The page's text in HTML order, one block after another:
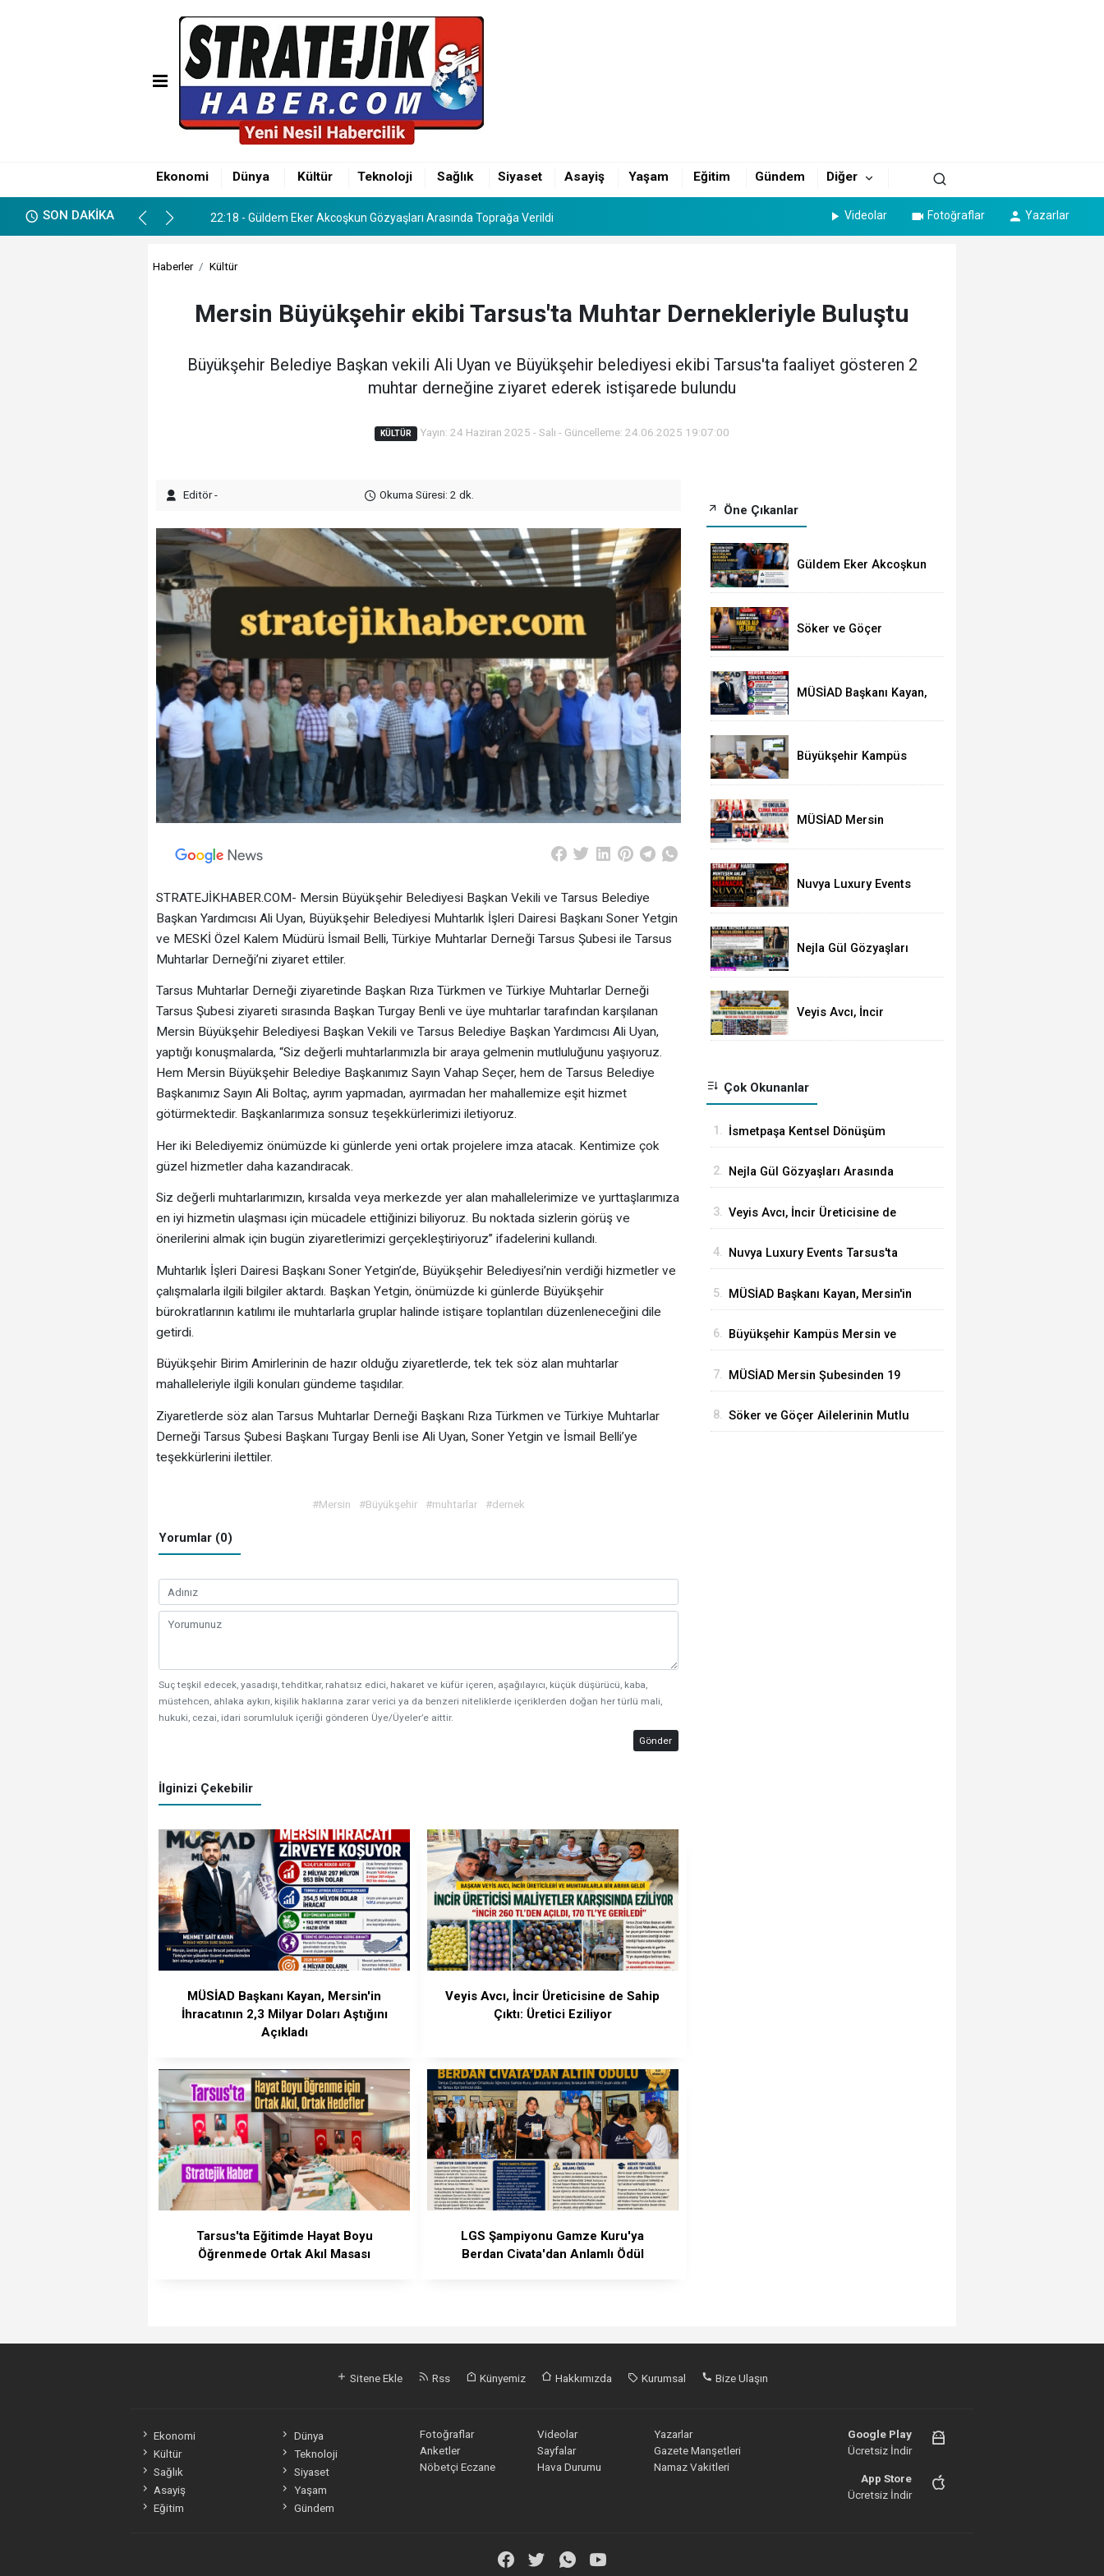
Ekonomi Dünya Kültür Teknoloji Sağlık Siyaset Asayiş Yaşam Eğitim Gündem Diğer
SON DAKİKA
01:12 - Söker ve Göçer Ailelerinin Mutlu Günü: Hamza Alp ile Ebru Evlendi
01:12 - Söker ve Göçer Ailelerinin Mutlu Günü: Hamza Alp ile Ebru Evlendi
22:18 - Güldem Eker Akcoşkun Gözyaşları Arasında Toprağa Verildi Videolar Fotoğraflar Yazarlar
Haberler Kültür
Mersin Büyükşehir ekibi Tarsus'ta Muhtar Dernekleriyle Buluştu
Büyükşehir Belediye Başkan vekili Ali Uyan ve Büyükşehir belediyesi ekibi Tarsus'ta faaliyet gösteren 2
muhtar derneğine ziyaret ederek istişarede bulundu
KÜLTÜR Yayın: 24 Haziran 2025 - Salı - Güncelleme: 24.06.2025 19:07:00
Editör - Okuma Süresi: 2 dk.
STRATEJİKHABER.COM- Mersin Büyükşehir Belediyesi Başkan Vekili ve Tarsus Belediye
Başkan Yardımcısı Ali Uyan, Büyükşehir Belediyesi Muhtarlık İşleri Dairesi Başkanı Soner Yetgin
ve MESKİ Özel Kalem Müdürü İsmail Belli, Türkiye Muhtarlar Derneği Tarsus Şubesi ile Tarsus
Muhtarlar Derneği’ni ziyaret ettiler.
Tarsus Muhtarlar Derneği ziyaretinde Başkan Rıza Türkmen ve Türkiye Muhtarlar Derneği
Tarsus Şubesi ziyareti sırasında Başkan Turgay Benli ve üye muhtarlar tarafından karşılanan
Mersin Büyükşehir Belediyesi Başkan Vekili ve Tarsus Belediye Başkan Yardımcısı Ali Uyan,
yaptığı konuşmalarda, “Siz değerli muhtarlarımızla bir araya gelmenin mutluluğunu yaşıyoruz.
Hem Mersin Büyükşehir Belediye Başkanımız Sayın Vahap Seçer, hem de Tarsus Belediye
Başkanımız Sayın Ali Boltaç, ayrım yapmadan, ayırmadan her mahallemize eşit hizmet
götürmektedir. Başkanlarımıza sonsuz teşekkürlerimizi iletiyoruz.
Her iki Belediyemiz önümüzde ki günlerde yeni ortak projelere imza atacak. Kentimize çok
güzel hizmetler daha kazandıracak.
Siz değerli muhtarlarımızın, kırsalda veya merkezde yer alan mahallelerimize ve yurttaşlarımıza
en iyi hizmetin ulaşması için mücadele ettiğinizi biliyoruz. Bu noktada sizlerin görüş ve
önerilerini almak için bugün ziyaretlerimizi gerçekleştiriyoruz” ifadelerini kullandı.
Muhtarlık İşleri Dairesi Başkanı Soner Yetgin’de, Büyükşehir Belediyesi’nin verdiği hizmetler ve
çalışmalarla ilgili bilgiler aktardı. Başkan Yetgin, önümüzde ki günlerde Büyükşehir
bürokratlarının katılımı ile muhtarlarla gruplar halinde istişare toplantıları düzenleneceğini dile
getirdi.
Büyükşehir Birim Amirlerinin de hazır olduğu ziyaretlerde, tek tek söz alan muhtarlar
mahalleleriyle ilgili konuları gündeme taşıdılar.
Ziyaretlerde söz alan Tarsus Muhtarlar Derneği Başkanı Rıza Türkmen ve Türkiye Muhtarlar
Derneği Tarsus Şubesi Başkanı Turgay Benli ise Ali Uyan, Soner Yetgin ve İsmail Belli’ye
teşekkürlerini ilettiler.
#Mersin #Büyükşehir #muhtarlar #dernek
Yorumlar (0)
Suç teşkil edecek, yasadışı, tehditkar, rahatsız edici, hakaret ve küfür içeren, aşağılayıcı, küçük düşürücü, kaba,
müstehcen, ahlaka aykırı, kişilik haklarına zarar verici ya da benzeri niteliklerde içeriklerden doğan her türlü mali,
hukuki, cezai, idari sorumluluk içeriği gönderen Üye/Üyeler’e aittir.
Gönder
İlginizi Çekebilir
MÜSİAD Başkanı Kayan, Mersin'in
İhracatının 2,3 Milyar Doları Aştığını
Açıkladı
Veyis Avcı, İncir Üreticisine de Sahip
Çıktı: Üretici Eziliyor
Tarsus'ta Eğitimde Hayat Boyu
Öğrenmede Ortak Akıl Masası
LGS Şampiyonu Gamze Kuru'ya
Berdan Civata'dan Anlamlı Ödül
Öne Çıkanlar
Güldem Eker Akcoşkun
Toprağa Verildi
Söker ve Göçer
Hamza Alp ile Ebru
MÜSİAD Başkanı Kayan,
Milyar Doları Aştığını
Büyükşehir Kampüs
Mersin'de Dönüşüm
Ediliyor
MÜSİAD Mersin
Mescid
Nuvya Luxury Events
Törenle Açıldı
Nejla Gül Gözyaşları
Veyis Avcı, İncir
Çıktı: Üretici Eziliyor
Çok Okunanlar
1. İsmetpaşa Kentsel Dönüşüm
2. Nejla Gül Gözyaşları Arasında
3. Veyis Avcı, İncir Üreticisine de
4. Nuvya Luxury Events Tarsus'ta
5. MÜSİAD Başkanı Kayan, Mersin'in
Aştığını Açıkladı
6. Büyükşehir Kampüs Mersin ve
Eğitimlerine Devam Ediliyor
7. MÜSİAD Mersin Şubesinden 19
8. Söker ve Göçer Ailelerinin Mutlu
Sitene Ekle Rss Künyemiz Hakkımızda Kurumsal Bize Ulaşın
Ekonomi
Dünya
Kültür
Teknoloji
Sağlık
Siyaset
Asayiş
Yaşam
Eğitim
Gündem
Fotoğraflar Videolar
Yazarlar
Anketler
Sayfalar
Gazete Manşetleri
Nöbetçi Eczane
Hava Durumu Namaz Vakitleri
Google Play
Ücretsiz İndir
App Store
Ücretsiz İndir